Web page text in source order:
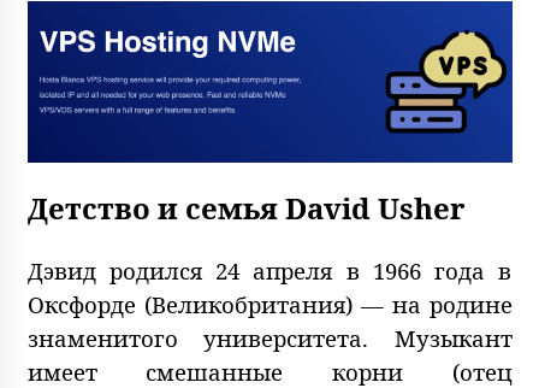
Детство и семья David Usher
Дэвид родился 24 апреля в 1966 года в
Оксфорде (Великобритания) — на родине
знаменитого университета. Музыкант
имеет смешанные корни (отец